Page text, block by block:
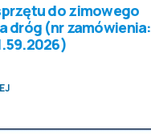
do zimowego
dróg (nr zamówienia: